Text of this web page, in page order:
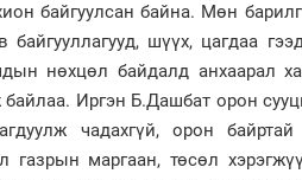
байгуулсан байна. Мөн
шүүх, цагдаа
нөхцөл байдалд анхаарал
Иргэн Б.Дашбат орон
чадахгүй, орон
газрын маргаан, төсөл